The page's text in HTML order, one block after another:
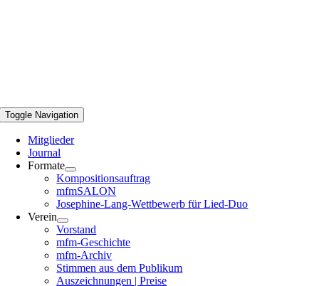
Toggle Navigation
Mitglieder
Journal
Formate
Kompositionsauftrag
mfmSALON
Josephine-Lang-Wettbewerb für Lied-Duo
Verein
Vorstand
mfm-Geschichte
mfm-Archiv
Stimmen aus dem Publikum
Auszeichnungen | Preise